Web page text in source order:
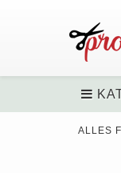
ALLES